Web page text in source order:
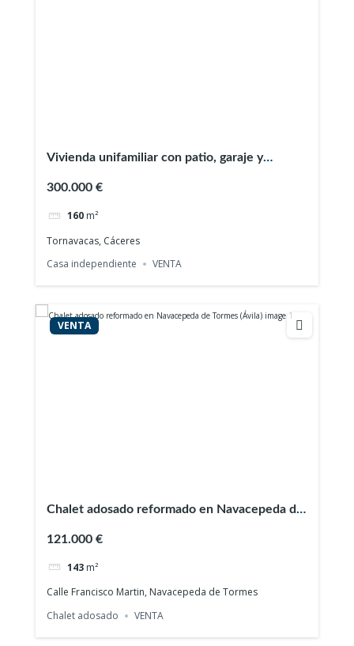
Vivienda unifamiliar con patio, garaje y
(Cáceres)
300.000 €
160 m²
Tornavacas, Cáceres
Casa independiente
VENTA
VENTA
Chalet adosado reformado en Navacepeda de
121.000 €
143 m²
Calle Francisco Martin, Navacepeda de Tormes
Chalet adosado
VENTA